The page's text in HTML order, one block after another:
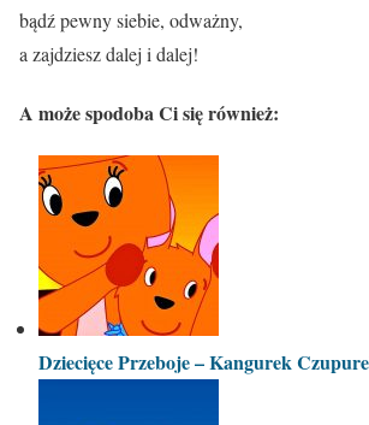
bądź pewny siebie, odważny,
a zajdziesz dalej i dalej!
A może spodoba Ci się również:
Dziecięce Przeboje – Kangurek